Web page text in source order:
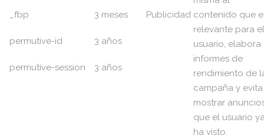
_fbp
permutive-id
permutive-session
3 meses
3 años
3 años
Publicidad contenido que
relevante para el
usuario, elabora
informes de
rendimiento de
campaña y evita
mostrar
que el usuario
ha visto.